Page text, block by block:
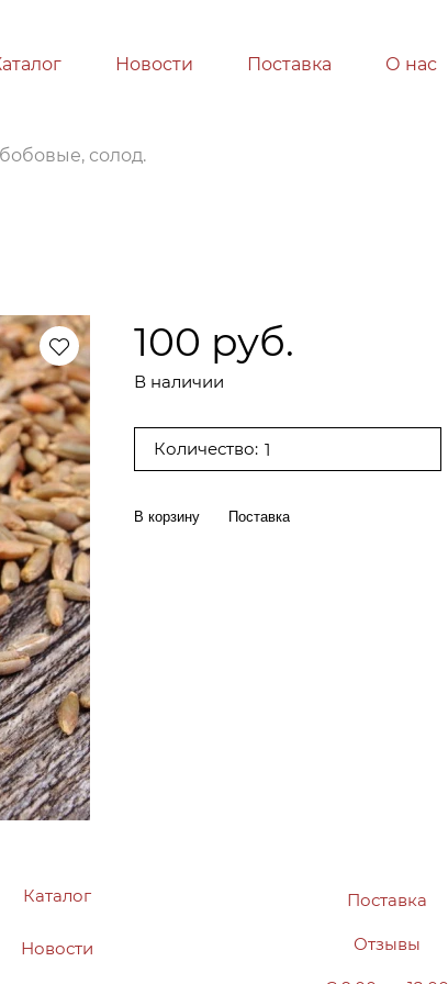
Новости Поставка О нас
солод.
100 руб.
В наличии
Количество:
В корзину Поставка
Каталог
Новости
Поставка
Отзывы